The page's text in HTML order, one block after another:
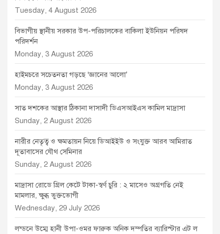
Tuesday, 4 August 2026
বিভাগীয় স্থানীয় সরকার উপ-পরিচালকের বাকিলা ইউনিয়ন পরিষদ
পরিদর্শন
Monday, 3 August 2026
হাইমচরে সচেতনতা গড়ছে ‘জ্ঞানের আলো’
Monday, 3 August 2026
সাত দশকের আস্থার ঠিকানা দাসাদী ডিএসআইএস কামিল মাদ্রাসা
Sunday, 2 August 2026
নারীর নেতৃত্ব ও ক্ষমতায়ন নিয়ে ডিআইইউ ও সংযুক্ত আরব আমিরাত
দূতাবাসের যৌথ সেমিনার
Sunday, 2 August 2026
মাদ্রাসা রোডে গ্রিল কেটে টাকা-স্বর্ণ চুরি : ২ মাসেও অগ্রগতি নেই
মামলার, ক্ষুব্ধ ভুক্তভোগী
Wednesday, 29 July 2026
লন্ডনে উম্মে হানী উপা-ওমর ফারুক অনিক দম্পতির ব্যারিস্টার এট ল